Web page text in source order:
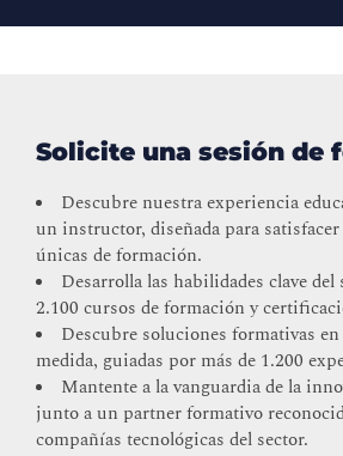
Solicite una sesión de
Descubre nuestra experiencia
un instructor, diseñada para satisfacer
únicas de formación.
Desarrolla las habilidades clave del
2.100 cursos de formación y
Descubre soluciones formativas
medida, guiadas por más de 1.200
Mantente a la vanguardia de la
junto a un partner formativo
compañías tecnológicas del sector.